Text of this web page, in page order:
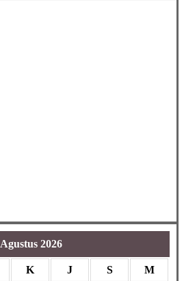
Agustus 2026
K J S M